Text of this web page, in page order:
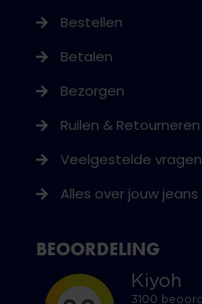
Bestellen
Betalen
Bezorgen
Ruilen & Retourneren
Veelgestelde vragen
Alles over jouw jeans
BEOORDELING